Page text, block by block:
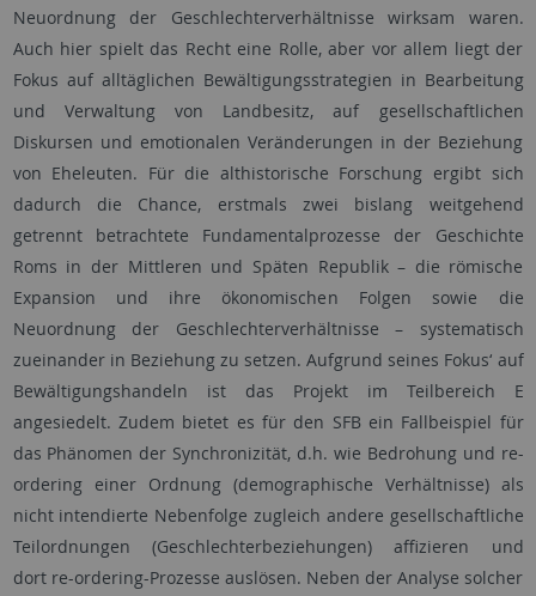
Neuordnung der Geschlechterverhältnisse wirksam waren.
Auch hier spielt das Recht eine Rolle, aber vor allem liegt der
Fokus auf alltäglichen Bewältigungsstrategien in Bearbeitung
und Verwaltung von Landbesitz, auf gesellschaftlichen
Diskursen und emotionalen Veränderungen in der Beziehung
von Eheleuten. Für die althistorische Forschung ergibt sich
dadurch die Chance, erstmals zwei bislang weitgehend
getrennt betrachtete Fundamentalprozesse der Geschichte
Roms in der Mittleren und Späten Republik – die römische
Expansion und ihre ökonomischen Folgen sowie die
Neuordnung der Geschlechterverhältnisse – systematisch
zueinander in Beziehung zu setzen. Aufgrund seines Fokus‘ auf
Bewältigungshandeln ist das Projekt im Teilbereich E
angesiedelt. Zudem bietet es für den SFB ein Fallbeispiel für
das Phänomen der Synchronizität, d.h. wie Bedrohung und re-
ordering einer Ordnung (demographische Verhältnisse) als
nicht intendierte Nebenfolge zugleich andere gesellschaftliche
Teilordnungen (Geschlechterbeziehungen) affizieren und
dort re-ordering-Prozesse auslösen. Neben der Analyse solcher